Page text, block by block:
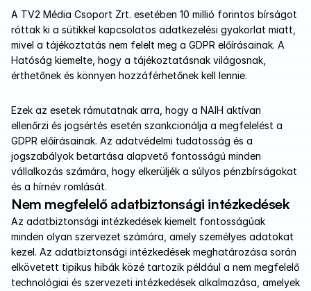
A TV2 Média Csoport Zrt. esetében 10 millió forintos bírságot
róttak ki a sütikkel kapcsolatos adatkezelési gyakorlat miatt,
mivel a tájékoztatás nem felelt meg a GDPR előírásainak. A
Hatóság kiemelte, hogy a tájékoztatásnak világosnak,
érthetőnek és könnyen hozzáférhetőnek kell lennie.
Ezek az esetek rámutatnak arra, hogy a NAIH aktívan
ellenőrzi és jogsértés esetén szankcionálja a megfelelést a
GDPR előírásainak. Az adatvédelmi tudatosság és a
jogszabályok betartása alapvető fontosságú minden
vállalkozás számára, hogy elkerüljék a súlyos pénzbírságokat
és a hírnév romlását.
Nem megfelelő adatbiztonsági intézkedések
Az adatbiztonsági intézkedések kiemelt fontosságúak
minden olyan szervezet számára, amely személyes adatokat
kezel. Az adatbiztonsági intézkedések meghatározása során
elkövetett tipikus hibák közé tartozik például a nem megfelelő
technológiai és szervezeti intézkedések alkalmazása, amelyek